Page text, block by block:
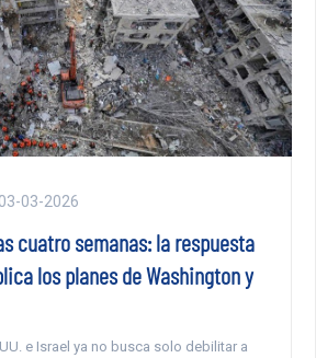
03-03-2026
cuatro semanas: la respuesta
los planes de Washington y
e Israel ya no busca solo debilitar a